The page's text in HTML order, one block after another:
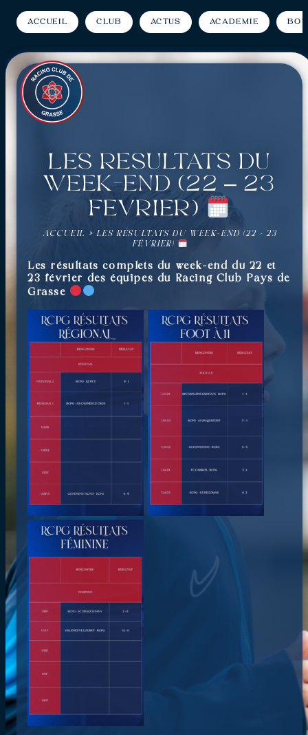
Accueil Club Actus Académie
Les résultats du
week-end (22 – 23
Février)
ACCUEIL » LES RÉSULTATS DU WEEK-END (22 – 23
FÉVRIER)
Les résultats complets du week-end du 22 et
23 février des équipes du Racing Club Pays de
Grasse